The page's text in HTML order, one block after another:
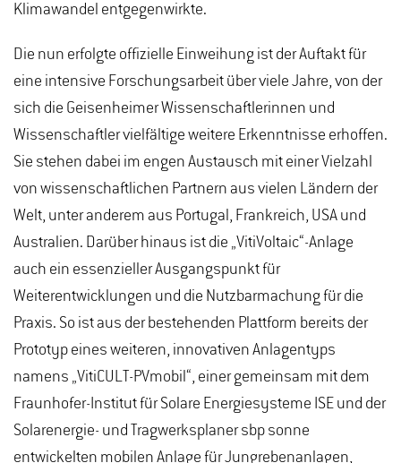
Klimawandel entgegenwirkte.
Die nun erfolgte offizielle Einweihung ist der Auftakt für
eine intensive Forschungsarbeit über viele Jahre, von der
sich die Geisenheimer Wissenschaftlerinnen und
Wissenschaftler vielfältige weitere Erkenntnisse erhoffen.
Sie stehen dabei im engen Austausch mit einer Vielzahl
von wissenschaftlichen Partnern aus vielen Ländern der
Welt, unter anderem aus Portugal, Frankreich, USA und
Australien. Darüber hinaus ist die „VitiVoltaic“-Anlage
auch ein essenzieller Ausgangspunkt für
Weiterentwicklungen und die Nutzbarmachung für die
Praxis. So ist aus der bestehenden Plattform bereits der
Prototyp eines weiteren, innovativen Anlagentyps
namens „VitiCULT-PVmobil“, einer gemeinsam mit dem
Fraunhofer-Institut für Solare Energiesysteme ISE und der
Solarenergie- und Tragwerksplaner sbp sonne
entwickelten mobilen Anlage für Jungrebenanlagen,